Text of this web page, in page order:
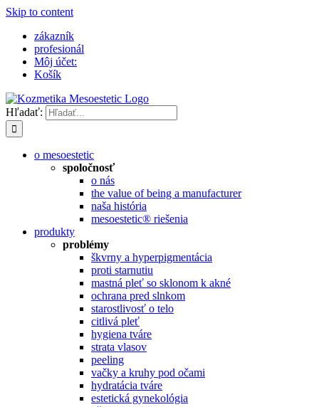
Skip to content
zákazník
profesionál
Môj účet:
Košík
Hľadať:
o mesoestetic
spoločnosť
o nás
the value of being a manufacturer
naša história
mesoestetic® riešenia
produkty
problémy
škvrny a hyperpigmentácia
proti starnutiu
mastná pleť so sklonom k ​​akné
ochrana pred slnkom
starostlivosť o telo
citlivá pleť
hygiena tváre
strata vlasov
peeling
vačky a kruhy pod očami
hydratácia tváre
estetická gynekológia